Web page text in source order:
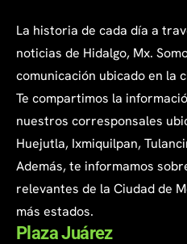
La historia de cada día a
noticias de Hidalgo, Mx.
comunicación ubicado en la
Te compartimos la
nuestros corresponsales
Huejutla, Ixmiquilpan,
Además, te informamos
relevantes de la Ciudad de
más estados.
Plaza Juárez